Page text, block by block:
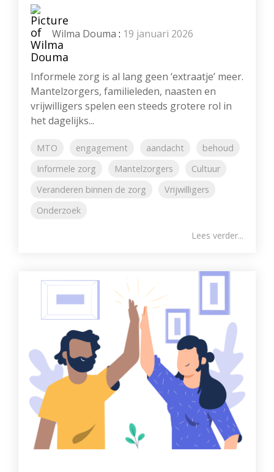
Wilma Douma : 19 januari 2026
Informele zorg is al lang geen ‘extraatje’ meer.
Mantelzorgers, familieleden, naasten en
vrijwilligers spelen een steeds grotere rol in
het dagelijks...
MTO engagement aandacht
behoud
Informele zorg
Mantelzorgers
Cultuur
Veranderen binnen de zorg
Vrijwilligers
Onderzoek
Lees verder...